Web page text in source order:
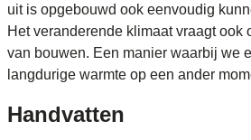
uit is opgebouwd ook eenvoudig
Het veranderende klimaat vraagt ook
van bouwen. Een manier waarbij we
langdurige warmte op een ander
Handvatten